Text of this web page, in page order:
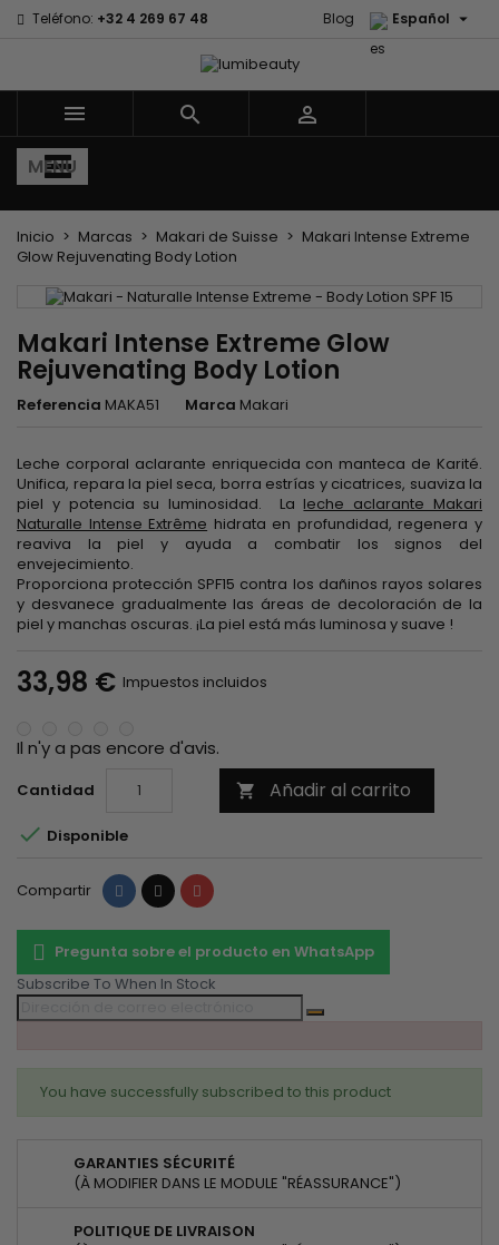
Teléfono: +32 4 269 67 48 Español 
Blog
  
MENU
Inicio Marcas Makari de Suisse
Makari Intense Extreme
Glow Rejuvenating Body Lotion
Makari Intense Extreme Glow
Rejuvenating Body Lotion
Referencia MAKA51 Marca Makari
Leche corporal aclarante enriquecida con manteca de Karité.
Unifica, repara la piel seca, borra estrías y cicatrices, suaviza la
piel y potencia su luminosidad. La leche aclarante Makari
Naturalle Intense Extrême hidrata en profundidad, regenera y
reaviva la piel y ayuda a combatir los signos del
envejecimiento.
Proporciona protección SPF15 contra los dañinos rayos solares
y desvanece gradualmente las áreas de decoloración de la
piel y manchas oscuras. ¡La piel está más luminosa y suave !
33,98 € Impuestos incluidos
Il n'y a pas encore d'avis.
Cantidad  Añadir al carrito
 Disponible
Compartir Compartir
TuitearPinterest
Pregunta sobre el producto en WhatsApp
Subscribe To When In Stock
You have successfully subscribed to this product
GARANTIES SÉCURITÉ
(À MODIFIER DANS LE MODULE "RÉASSURANCE")
POLITIQUE DE LIVRAISON